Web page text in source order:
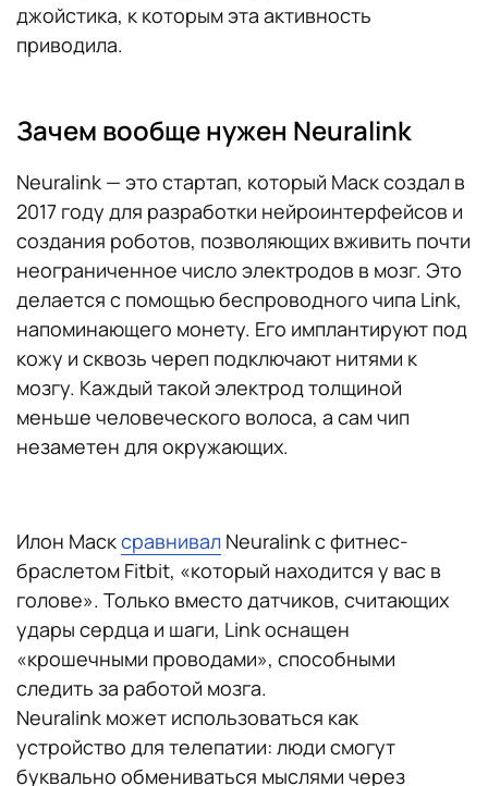
джойстика, к которым эта активность
приводила.
Зачем вообще нужен Neuralink
Neuralink — это стартап, который Маск создал в
2017 году для разработки нейроинтерфейсов и
создания роботов, позволяющих вживить почти
неограниченное число электродов в мозг. Это
делается с помощью беспроводного чипа Link,
напоминающего монету. Его имплантируют под
кожу и сквозь череп подключают нитями к
мозгу. Каждый такой электрод толщиной
меньше человеческого волоса, а сам чип
незаметен для окружающих.
Илон Масксравнивал Neuralink с фитнес-
браслетом Fitbit, «который находится у вас в
голове». Только вместо датчиков, считающих
удары сердца и шаги, Link оснащен
«крошечными проводами», способными
следить за работой мозга.
Neuralink может использоваться как
устройство для телепатии: люди смогут
буквально обмениваться мыслями через